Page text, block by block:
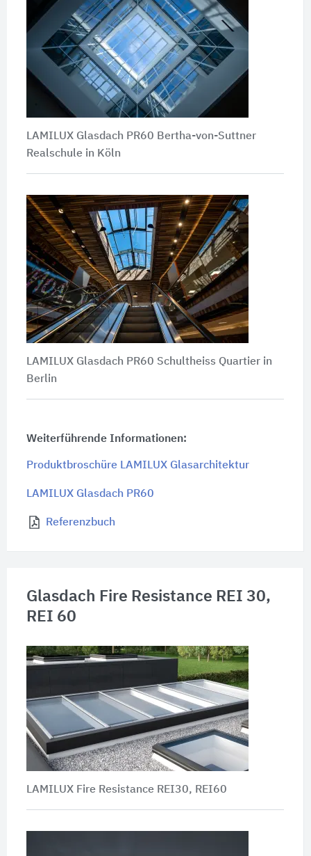
LAMILUX Glasdach PR60 Bertha-von-Suttner
Realschule in Köln
LAMILUX Glasdach PR60 Schultheiss Quartier in
Berlin
Weiterführende Informationen:
Produktbroschüre LAMILUX Glasarchitektur
LAMILUX Glasdach PR60
Referenzbuch
Glasdach Fire Resistance REI 30,
REI 60
LAMILUX Fire Resistance REI30, REI60